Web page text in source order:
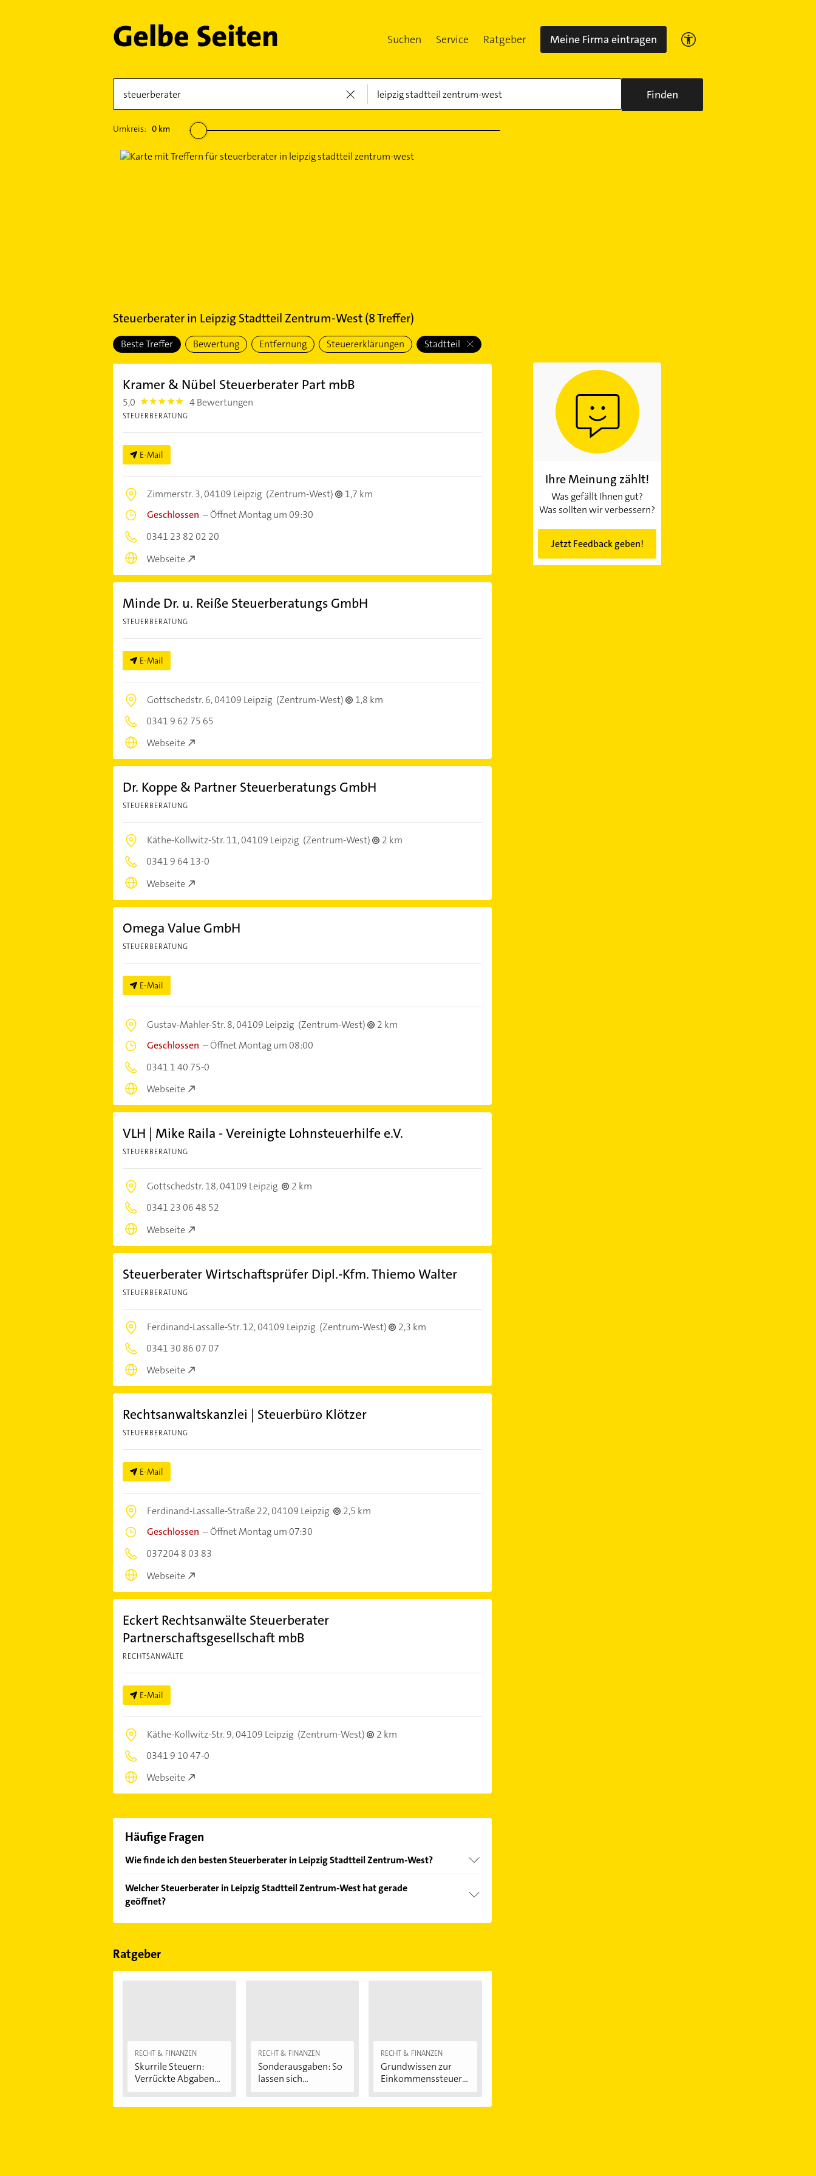
Suchen Service Ratgeber Meine Firma eintragen
Finden
Umkreis: 0km
Steuerberaterin Leipzig Stadtteil Zentrum-West(8Treffer)
Beste Treffer Bewertung Entfernung Steuererklärungen Stadtteil
Kramer & Nübel Steuerberater Part mbB
5,0 5.0 4 Bewertungen
STEUERBERATUNG
E-Mail
Zimmerstr. 3,04109 Leipzig (Zentrum-West)
1,7 km
Geschlossen –Öffnet Montag um 09:30
0341 23 82 02 20
Webseite
Minde Dr. u. Reiße Steuerberatungs GmbH
STEUERBERATUNG
E-Mail
Gottschedstr. 6,04109 Leipzig (Zentrum-West)
1,8 km
0341 9 62 75 65
Webseite
Dr. Koppe & Partner Steuerberatungs GmbH
STEUERBERATUNG
Käthe-Kollwitz-Str. 11,04109 Leipzig (Zentrum-West)
2 km
0341 9 64 13-0
Webseite
Omega Value GmbH
STEUERBERATUNG
E-Mail
Gustav-Mahler-Str. 8,04109 Leipzig (Zentrum-West)
2 km
Geschlossen –Öffnet Montag um 08:00
0341 1 40 75-0
Webseite
VLH | Mike Raila - Vereinigte Lohnsteuerhilfe e.V.
STEUERBERATUNG
Gottschedstr. 18,04109 Leipzig
2 km
0341 23 06 48 52
Webseite
Steuerberater Wirtschaftsprüfer Dipl.-Kfm. Thiemo Walter
STEUERBERATUNG
Ferdinand-Lassalle-Str. 12,04109 Leipzig (Zentrum-West)
2,3 km
0341 30 86 07 07
Webseite
Rechtsanwaltskanzlei | Steuerbüro Klötzer
STEUERBERATUNG
E-Mail
Ferdinand-Lassalle-Straße 22,04109 Leipzig
2,5 km
Geschlossen –Öffnet Montag um 07:30
037204 8 03 83
Webseite
Eckert Rechtsanwälte Steuerberater
Partnerschaftsgesellschaft mbB
RECHTSANWÄLTE
E-Mail
Käthe-Kollwitz-Str. 9,04109 Leipzig (Zentrum-West)
2 km
0341 9 10 47-0
Webseite
Häufige Fragen
Wie finde ich den besten Steuerberater in Leipzig Stadtteil Zentrum-West?
von den Empfehlungen. Die Suchergebnisse können Sie sich einfach nach
Bewertungen
Welcher Steuerberater in Leipzig Stadtteil Zentrum-West hat gerade
geöffnet?
Im Anbieter-Bereich finden Sie alleÖffnungszeiten. Bitte beachten Sie, dass diese an
Ratgeber
RECHT & FINANZEN
Skurrile Steuern:
Verrückte Abgaben...
RECHT & FINANZEN
Sonderausgaben: So
lassen sich...
RECHT & FINANZEN
Grundwissen zur
Einkommenssteuere
Ihre Meinung zählt!
Was gefällt Ihnen gut?
Was sollten wir verbessern?
Jetzt Feedback geben!